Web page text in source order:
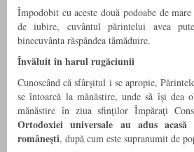
Împodobit cu aceste două podoabe de
de iubire, cuvântul părintelui avea
binecuvânta răspândea tămăduire.
Învăluit în harul rugăciunii
Cunoscând că sfârşitul i se apropie,
se întoarcă la mănăstire, unde să îşi dea
mănăstire în ziua sfinţilor Împăraţi
Ortodoxiei universale au adus
româneşti, după cum este supranumit de